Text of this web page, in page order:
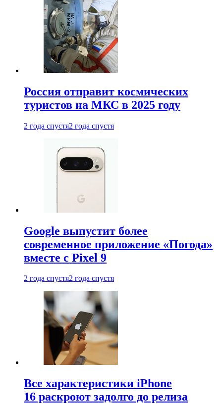
Россия отправит космических
туристов на МКС в 2025 году
2 года спустя2 года спустя
Google выпустит более
современное приложение «Погода»
вместе с Pixel 9
2 года спустя2 года спустя
Все характеристики iPhone
16 раскроют задолго до релиза